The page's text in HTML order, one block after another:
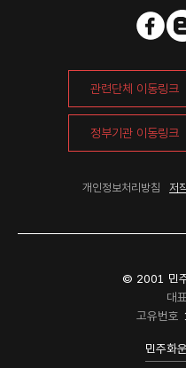
개인정보처리방침 저
© 2001 민주
대
고유번호
민주화